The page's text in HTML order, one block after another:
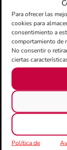
Para ofrecer las
cookies para
consentimiento a
comportamiento de
No consentir o
ciertas
Política de